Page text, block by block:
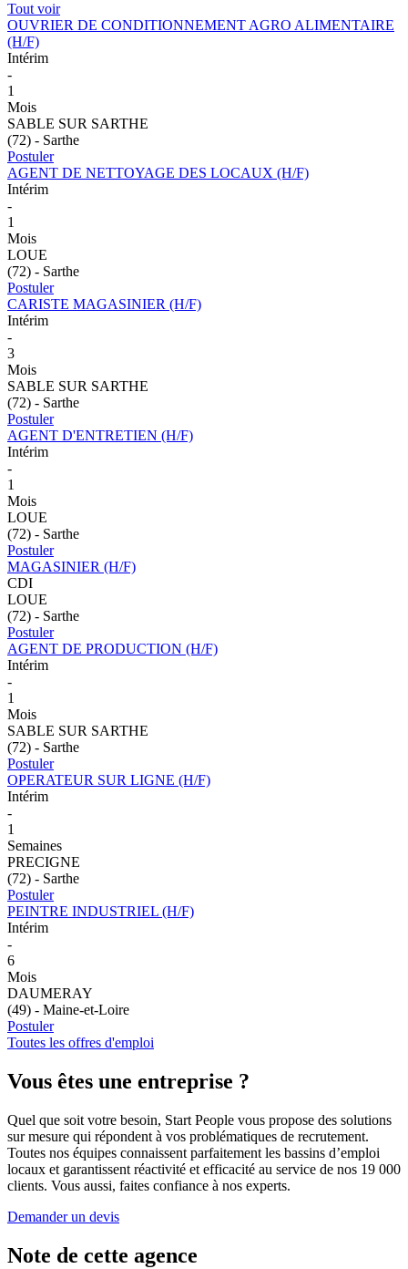
Tout voir
OUVRIER DE CONDITIONNEMENT AGRO ALIMENTAIRE
(H/F)
Intérim
-
1
Mois
SABLE SUR SARTHE
(72) - Sarthe
Postuler
AGENT DE NETTOYAGE DES LOCAUX (H/F)
Intérim
-
1
Mois
LOUE
(72) - Sarthe
Postuler
CARISTE MAGASINIER (H/F)
Intérim
-
3
Mois
SABLE SUR SARTHE
(72) - Sarthe
Postuler
AGENT D'ENTRETIEN (H/F)
Intérim
-
1
Mois
LOUE
(72) - Sarthe
Postuler
MAGASINIER (H/F)
CDI
LOUE
(72) - Sarthe
Postuler
AGENT DE PRODUCTION (H/F)
Intérim
-
1
Mois
SABLE SUR SARTHE
(72) - Sarthe
Postuler
OPERATEUR SUR LIGNE (H/F)
Intérim
-
1
Semaines
PRECIGNE
(72) - Sarthe
Postuler
PEINTRE INDUSTRIEL (H/F)
Intérim
-
6
Mois
DAUMERAY
(49) - Maine-et-Loire
Postuler
Toutes les offres d'emploi
Vous êtes une entreprise ?
Quel que soit votre besoin, Start People vous propose des solutions
sur mesure qui répondent à vos problématiques de recrutement.
Toutes nos équipes connaissent parfaitement les bassins d’emploi
locaux et garantissent réactivité et efficacité au service de nos 19 000
clients. Vous aussi, faites confiance à nos experts.
Demander un devis
Note de cette agence